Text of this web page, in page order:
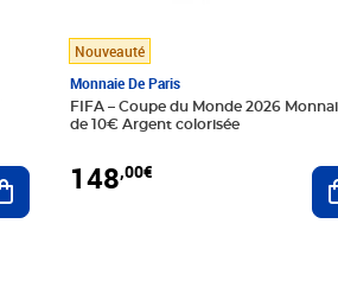
Ajouter au panier
Nouveauté
Monnaie De Paris
FIFA – Coupe du Monde 2026
de 10€ Argent colorisée
148,00€